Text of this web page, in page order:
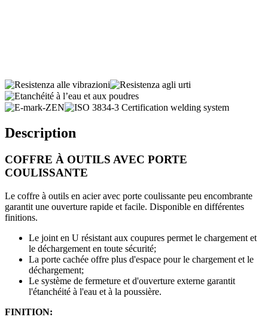
Description
COFFRE À OUTILS AVEC PORTE
COULISSANTE
Le coffre à outils en acier avec porte coulissante peu encombrante
garantit une ouverture rapide et facile. Disponible en différentes
finitions.
Le joint en U résistant aux coupures permet le chargement et
le déchargement en toute sécurité;
La porte cachée offre plus d'espace pour le chargement et le
déchargement;
Le système de fermeture et d'ouverture externe garantit
l'étanchéité à l'eau et à la poussière.
FINITION: